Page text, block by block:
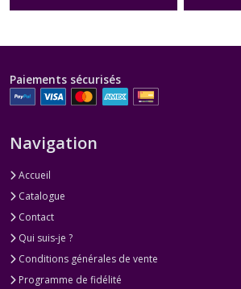
Paiements sécurisés
Navigation
Accueil
Catalogue
Contact
Qui suis-je ?
Conditions générales de vente
Programme de fidélité